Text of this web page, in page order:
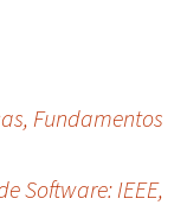
Fundamentos
Software: IEEE,